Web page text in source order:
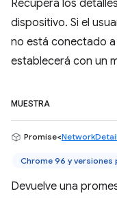
Recupera los
dispositivo. Si el
no está conectado a
establecerá con un
MUESTRA
Promise<
Chrome 96 y
Devuelve una